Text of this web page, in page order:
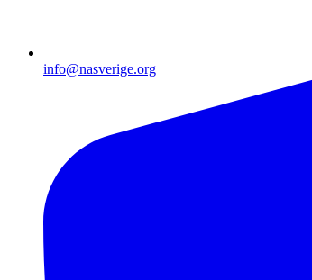
info@nasverige.org